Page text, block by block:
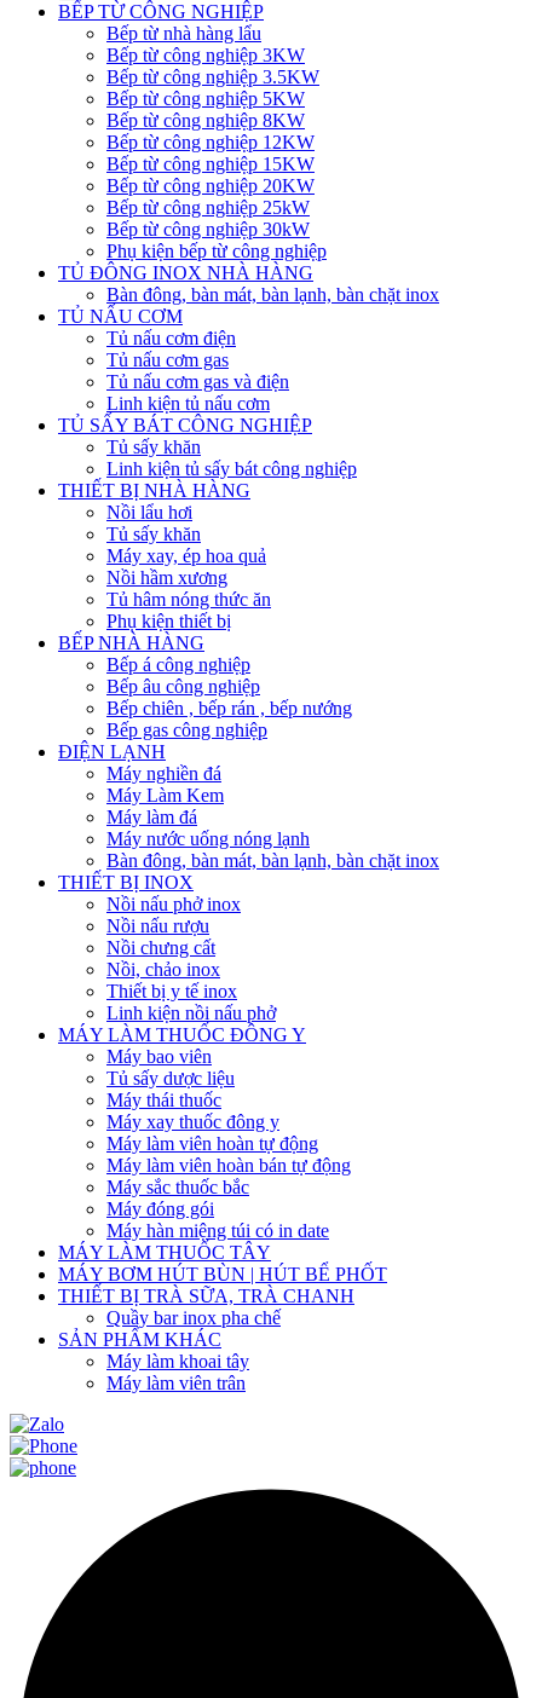
BẾP TỪ CÔNG NGHIỆP
Bếp từ nhà hàng lẩu
Bếp từ công nghiệp 3KW
Bếp từ công nghiệp 3.5KW
Bếp từ công nghiệp 5KW
Bếp từ công nghiệp 8KW
Bếp từ công nghiệp 12KW
Bếp từ công nghiệp 15KW
Bếp từ công nghiệp 20KW
Bếp từ công nghiệp 25kW
Bếp từ công nghiệp 30kW
Phụ kiện bếp từ công nghiệp
TỦ ĐÔNG INOX NHÀ HÀNG
Bàn đông, bàn mát, bàn lạnh, bàn chặt inox
TỦ NẤU CƠM
Tủ nấu cơm điện
Tủ nấu cơm gas
Tủ nấu cơm gas và điện
Linh kiện tủ nấu cơm
TỦ SẤY BÁT CÔNG NGHIỆP
Tủ sấy khăn
Linh kiện tủ sấy bát công nghiệp
THIẾT BỊ NHÀ HÀNG
Nồi lẩu hơi
Tủ sấy khăn
Máy xay, ép hoa quả
Nồi hầm xương
Tủ hâm nóng thức ăn
Phụ kiện thiết bị
BẾP NHÀ HÀNG
Bếp á công nghiệp
Bếp âu công nghiệp
Bếp chiên , bếp rán , bếp nướng
Bếp gas công nghiệp
ĐIỆN LẠNH
Máy nghiền đá
Máy Làm Kem
Máy làm đá
Máy nước uống nóng lạnh
Bàn đông, bàn mát, bàn lạnh, bàn chặt inox
THIẾT BỊ INOX
Nồi nấu phở inox
Nồi nấu rượu
Nồi chưng cất
Nồi, chảo inox
Thiết bị y tế inox
Linh kiện nồi nấu phở
MÁY LÀM THUỐC ĐÔNG Y
Máy bao viên
Tủ sấy dược liệu
Máy thái thuốc
Máy xay thuốc đông y
Máy làm viên hoàn tự động
Máy làm viên hoàn bán tự động
Máy sắc thuốc bắc
Máy đóng gói
Máy hàn miệng túi có in date
MÁY LÀM THUỐC TÂY
MÁY BƠM HÚT BÙN | HÚT BỂ PHỐT
THIẾT BỊ TRÀ SỮA, TRÀ CHANH
Quầy bar inox pha chế
SẢN PHẨM KHÁC
Máy làm khoai tây
Máy làm viên trân